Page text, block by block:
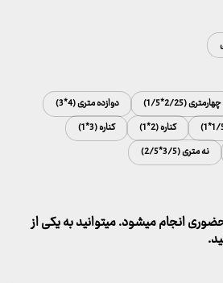
چهارمتری (2/25*1/5)
دوازده متری (4*3)
کناره (2*1)
کناره (3*1)
نه متری (3/5*2/5)
انجام میشود. میتوانید به یکی از